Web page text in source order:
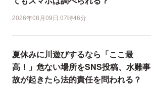
2026年08月09日 07時46分
夏休みに川遊びするなら「ここ最
高！」危ない場所をSNS投稿、水難事
故が起きたら法的責任を問われる？